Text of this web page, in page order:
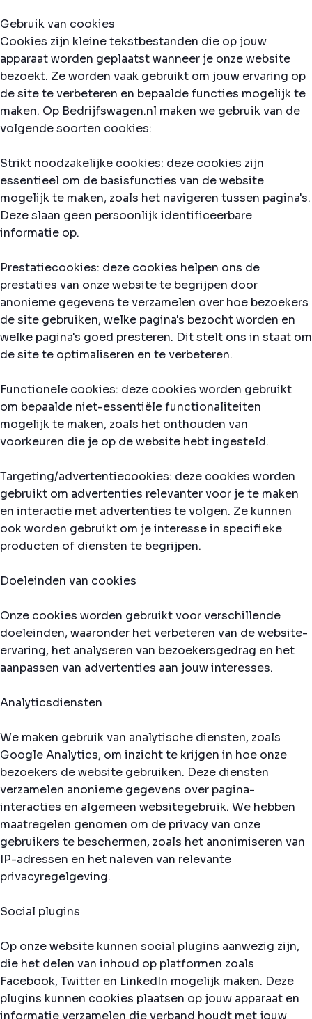
Gebruik van cookies
Cookies zijn kleine tekstbestanden die op jouw
apparaat worden geplaatst wanneer je onze website
bezoekt. Ze worden vaak gebruikt om jouw ervaring op
de site te verbeteren en bepaalde functies mogelijk te
maken. Op Bedrijfswagen.nl maken we gebruik van de
volgende soorten cookies:
Strikt noodzakelijke cookies: deze cookies zijn
essentieel om de basisfuncties van de website
mogelijk te maken, zoals het navigeren tussen pagina's.
Deze slaan geen persoonlijk identificeerbare
informatie op.
Prestatiecookies: deze cookies helpen ons de
prestaties van onze website te begrijpen door
anonieme gegevens te verzamelen over hoe bezoekers
de site gebruiken, welke pagina's bezocht worden en
welke pagina's goed presteren. Dit stelt ons in staat om
de site te optimaliseren en te verbeteren.
Functionele cookies: deze cookies worden gebruikt
om bepaalde niet-essentiële functionaliteiten
mogelijk te maken, zoals het onthouden van
voorkeuren die je op de website hebt ingesteld.
Targeting/advertentiecookies: deze cookies worden
gebruikt om advertenties relevanter voor je te maken
en interactie met advertenties te volgen. Ze kunnen
ook worden gebruikt om je interesse in specifieke
producten of diensten te begrijpen.
Doeleinden van cookies
Onze cookies worden gebruikt voor verschillende
doeleinden, waaronder het verbeteren van de website-
ervaring, het analyseren van bezoekersgedrag en het
aanpassen van advertenties aan jouw interesses.
Analyticsdiensten
We maken gebruik van analytische diensten, zoals
Google Analytics, om inzicht te krijgen in hoe onze
bezoekers de website gebruiken. Deze diensten
verzamelen anonieme gegevens over pagina-
interacties en algemeen websitegebruik. We hebben
maatregelen genomen om de privacy van onze
gebruikers te beschermen, zoals het anonimiseren van
IP-adressen en het naleven van relevante
privacyregelgeving.
Social plugins
Op onze website kunnen social plugins aanwezig zijn,
die het delen van inhoud op platformen zoals
Facebook, Twitter en LinkedIn mogelijk maken. Deze
plugins kunnen cookies plaatsen op jouw apparaat en